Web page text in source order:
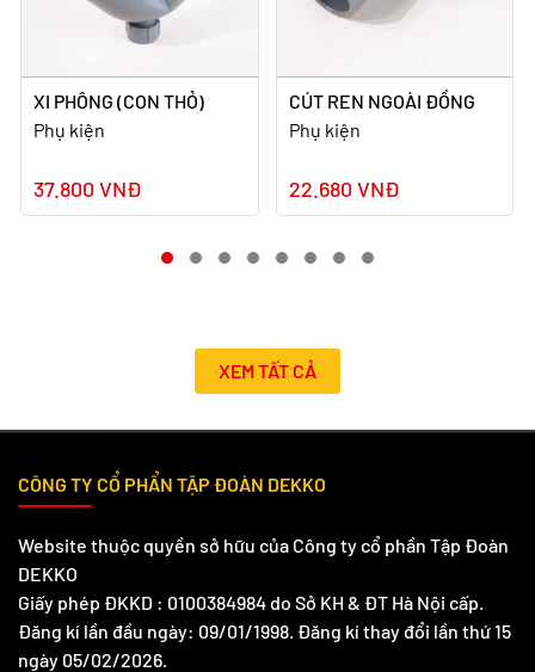
XI PHÔNG (CON THỎ)
Phụ kiện
37.800 VNĐ
CÚT REN NGOÀI ĐỒNG
Phụ kiện
22.680 VNĐ
XEM TẤT CẢ
CÔNG TY CỔ PHẨN TẬP ĐOÀN DEKKO
Website thuộc quyền sở hữu của Công ty cổ phần Tập Đoàn
DEKKO
Giấy phép ĐKKD : 0100384984 do Sở KH & ĐT Hà Nội cấp.
Đăng kí lần đầu ngày: 09/01/1998. Đăng kí thay đổi lần thứ 15
ngày 05/02/2026.